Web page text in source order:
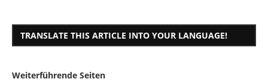
TRANSLATE THIS ARTICLE INTO YOUR LANGUAGE!
Weiterführende Seiten